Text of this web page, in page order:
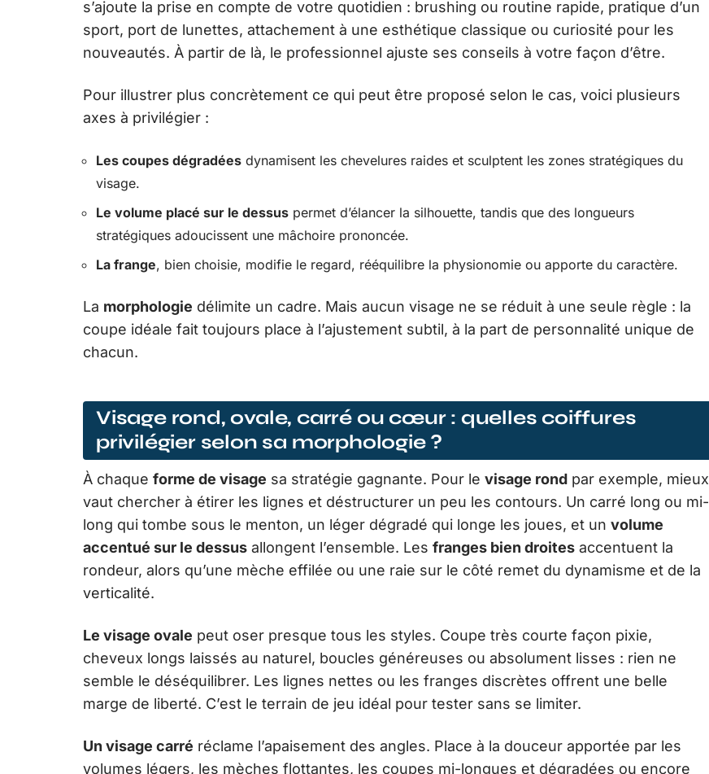
s’ajoute la prise en compte de votre quotidien : brushing ou routine rapide, pratique d’un
sport, port de lunettes, attachement à une esthétique classique ou curiosité pour les
nouveautés. À partir de là, le professionnel ajuste ses conseils à votre façon d’être.
Pour illustrer plus concrètement ce qui peut être proposé selon le cas, voici plusieurs
axes à privilégier :
Les coupes dégradées dynamisent les chevelures raides et sculptent les zones stratégiques du
visage.
Le volume placé sur le dessus permet d’élancer la silhouette, tandis que des longueurs
stratégiques adoucissent une mâchoire prononcée.
La frange, bien choisie, modifie le regard, rééquilibre la physionomie ou apporte du caractère.
La morphologie délimite un cadre. Mais aucun visage ne se réduit à une seule règle : la
coupe idéale fait toujours place à l’ajustement subtil, à la part de personnalité unique de
chacun.
Visage rond, ovale, carré ou cœur : quelles coiffures
privilégier selon sa morphologie ?
À chaque forme de visage sa stratégie gagnante. Pour le visage rond par exemple, mieux
vaut chercher à étirer les lignes et déstructurer un peu les contours. Un carré long ou mi-
long qui tombe sous le menton, un léger dégradé qui longe les joues, et un volume
accentué sur le dessus allongent l’ensemble. Les franges bien droites accentuent la
rondeur, alors qu’une mèche effilée ou une raie sur le côté remet du dynamisme et de la
verticalité.
Le visage ovale peut oser presque tous les styles. Coupe très courte façon pixie,
cheveux longs laissés au naturel, boucles généreuses ou absolument lisses : rien ne
semble le déséquilibrer. Les lignes nettes ou les franges discrètes offrent une belle
marge de liberté. C’est le terrain de jeu idéal pour tester sans se limiter.
Un visage carré réclame l’apaisement des angles. Place à la douceur apportée par les
volumes légers, les mèches flottantes, les coupes mi-longues et dégradées ou encore